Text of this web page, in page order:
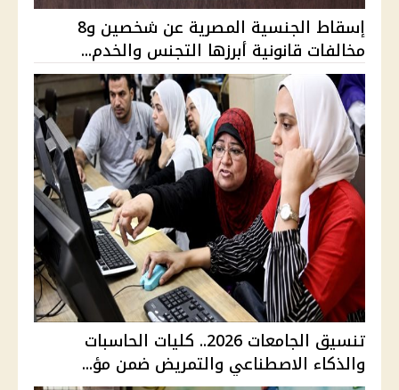
إسقاط الجنسية المصرية عن شخصين و8
مخالفات قانونية أبرزها التجنس والخدم...
تنسيق الجامعات 2026.. كليات الحاسبات
والذكاء الاصطناعي والتمريض ضمن مؤ...